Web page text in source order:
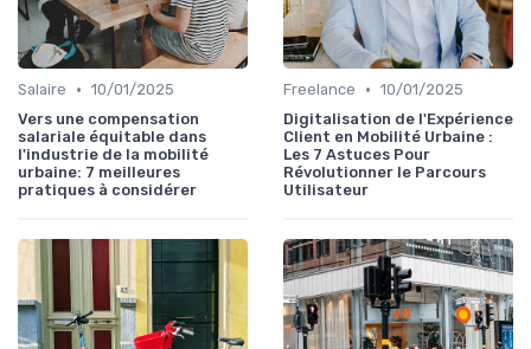
Salaire • 10/01/2025
Vers une compensation
salariale équitable dans
l'industrie de la mobilité
urbaine: 7 meilleures
pratiques à considérer
Freelance • 10/01/2025
Digitalisation de l'Expérience
Client en Mobilité Urbaine :
Les 7 Astuces Pour
Révolutionner le Parcours
Utilisateur